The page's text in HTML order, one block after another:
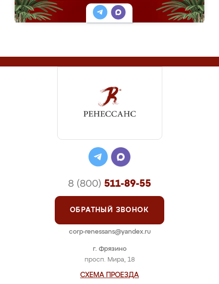
г. Фрязино
просп. Мира, 18
СХЕМА ПРОЕЗДА
8 (800) 511-89-55
ОБРАТНЫЙ ЗВОНОК
corp-renessans@yandex.ru